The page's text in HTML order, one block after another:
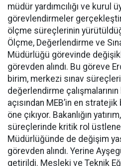
müdür yardımcılığı ve kurul
görevlendirmeler
ölçme süreçlerinin
Ölçme, Değerlendirme ve
Müdürlüğü görevinde
görevden alındı. Bu göreve
birim, merkezi sınav
değerlendirme
açısından MEB’in en
öne çıkıyor. Bakanlığın
süreçlerinde kritik rol
Müdürlüğünde de değişim
görevden alındı. Yerine
getirildi. Mesleki ve Teknik